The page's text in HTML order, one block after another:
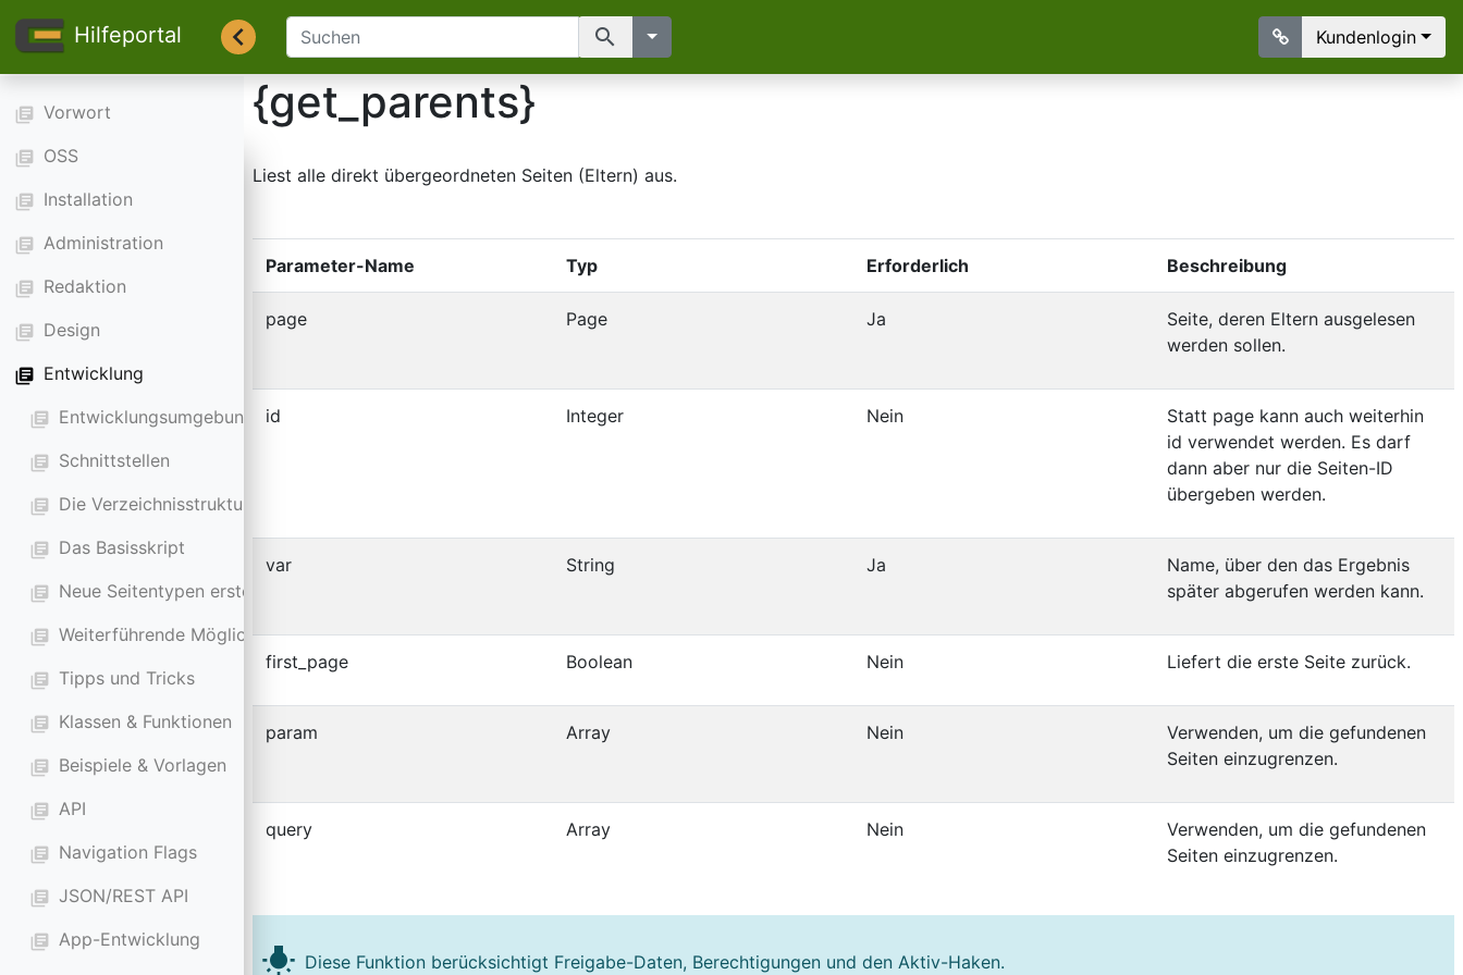
Hilfeportal search Kundenlogin
library_books Vorwort
library_books OSS
library_books Installation
library_books Administration
library_books Redaktion
library_books Design
library_books Entwicklung
library_books Entwicklungsumgebung
library_books Schnittstellen
library_books Die Verzeichnisstruktur
library_books Das Basisskript
library_books Neue Seitentypen erstellen
library_books Weiterführende Möglichkeiten
library_books Tipps und Tricks
library_books Klassen & Funktionen
library_books Beispiele & Vorlagen
library_books API
library_books Navigation Flags
library_books JSON/REST API
library_books App-Entwicklung
{get_parents}
Liest alle direkt übergeordneten Seiten (Eltern) aus.
Parameter-Name Typ Erforderlich Beschreibung
page Page Ja
Seite, deren Eltern ausgelesen
werden sollen.
id Integer Nein
Statt page kann auch weiterhin
id verwendet werden. Es darf
dann aber nur die Seiten-ID
übergeben werden.
var String Ja
Name, über den das Ergebnis
später abgerufen werden kann.
first_page Boolean Nein Liefert die erste Seite zurück.
param Array Nein
Verwenden, um die gefundenen
Seiten einzugrenzen.
query Array Nein
Verwenden, um die gefundenen
Seiten einzugrenzen.
wb_incandescent Diese Funktion berücksichtigt Freigabe-Daten, Berechtigungen und den Aktiv-Haken.